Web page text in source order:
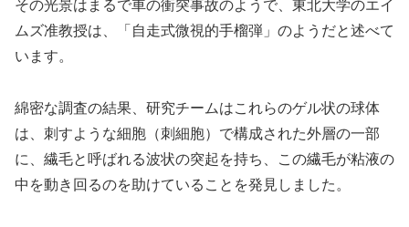
その光景はまるで車の衝突事故のようで、東北大学のエイ
ムズ准教授は、「自走式微視的手榴弾」のようだと述べて
います。
綿密な調査の結果、研究チームはこれらのゲル状の球体
は、刺すような細胞（刺細胞）で構成された外層の一部
に、繊毛と呼ばれる波状の突起を持ち、この繊毛が粘液の
中を動き回るのを助けていることを発見しました。